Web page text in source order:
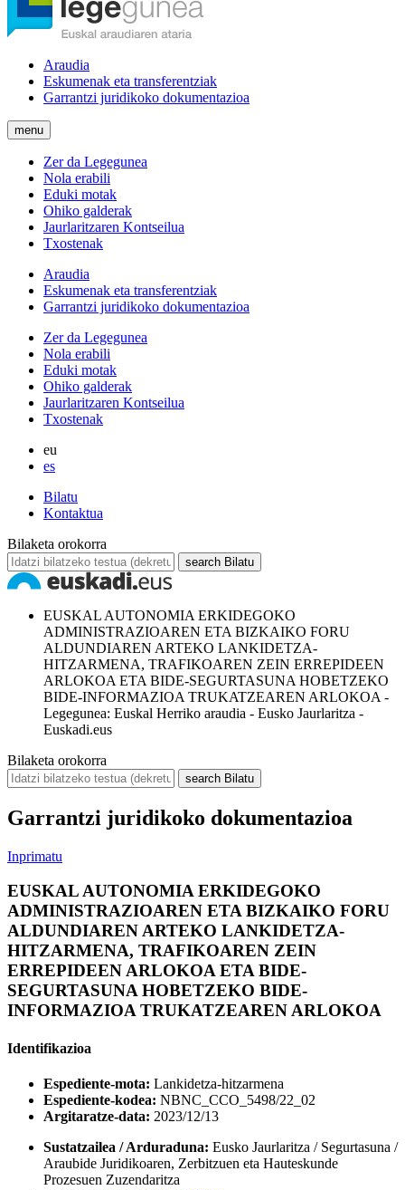
Araudia
Eskumenak eta transferentziak
Garrantzi juridikoko dokumentazioa
menu
Zer da Legegunea
Nola erabili
Eduki motak
Ohiko galderak
Jaurlaritzaren Kontseilua
Txostenak
Araudia
Eskumenak eta transferentziak
Garrantzi juridikoko dokumentazioa
Zer da Legegunea
Nola erabili
Eduki motak
Ohiko galderak
Jaurlaritzaren Kontseilua
Txostenak
eu
es
Bilatu
Kontaktua
Bilaketa orokorra
search Bilatu
EUSKAL AUTONOMIA ERKIDEGOKO
ADMINISTRAZIOAREN ETA BIZKAIKO FORU
ALDUNDIAREN ARTEKO LANKIDETZA-
HITZARMENA, TRAFIKOAREN ZEIN ERREPIDEEN
ARLOKOA ETA BIDE-SEGURTASUNA HOBETZEKO
BIDE-INFORMAZIOA TRUKATZEAREN ARLOKOA -
Legegunea: Euskal Herriko araudia - Eusko Jaurlaritza -
Euskadi.eus
Bilaketa orokorra
search Bilatu
Garrantzi juridikoko dokumentazioa
Inprimatu
EUSKAL AUTONOMIA ERKIDEGOKO
ADMINISTRAZIOAREN ETA BIZKAIKO FORU
ALDUNDIAREN ARTEKO LANKIDETZA-
HITZARMENA, TRAFIKOAREN ZEIN
ERREPIDEEN ARLOKOA ETA BIDE-
SEGURTASUNA HOBETZEKO BIDE-
INFORMAZIOA TRUKATZEAREN ARLOKOA
Identifikazioa
Espediente-mota: Lankidetza-hitzarmena
Espediente-kodea: NBNC_CCO_5498/22_02
Argitaratze-data: 2023/12/13
Sustatzailea / Arduraduna: Eusko Jaurlaritza / Segurtasuna /
Araubide Juridikoaren, Zerbitzuen eta Hauteskunde
Prozesuen Zuzendaritza